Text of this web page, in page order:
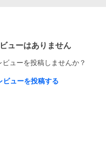
ューはありません
ビューを投稿しませんか？
ビューを投稿する